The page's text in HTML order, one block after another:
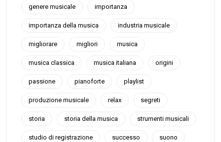
genere musicale importanza
importanza della musica industria musicale
migliorare migliori musica
musica classica musica italiana origini
passione pianoforte playlist
produzione musicale relax segreti
storia storia della musica strumenti musicali
studio di registrazione successo suono